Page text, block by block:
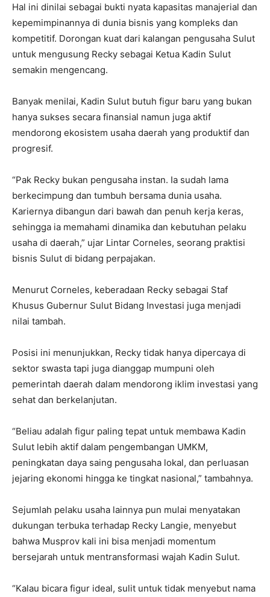
Hal ini dinilai sebagai bukti nyata kapasitas manajerial dan
kepemimpinannya di dunia bisnis yang kompleks dan
kompetitif. Dorongan kuat dari kalangan pengusaha Sulut
untuk mengusung Recky sebagai Ketua Kadin Sulut
semakin mengencang.
Banyak menilai, Kadin Sulut butuh figur baru yang bukan
hanya sukses secara finansial namun juga aktif
mendorong ekosistem usaha daerah yang produktif dan
progresif.
“Pak Recky bukan pengusaha instan. Ia sudah lama
berkecimpung dan tumbuh bersama dunia usaha.
Kariernya dibangun dari bawah dan penuh kerja keras,
sehingga ia memahami dinamika dan kebutuhan pelaku
usaha di daerah,” ujar Lintar Corneles, seorang praktisi
bisnis Sulut di bidang perpajakan.
Menurut Corneles, keberadaan Recky sebagai Staf
Khusus Gubernur Sulut Bidang Investasi juga menjadi
nilai tambah.
Posisi ini menunjukkan, Recky tidak hanya dipercaya di
sektor swasta tapi juga dianggap mumpuni oleh
pemerintah daerah dalam mendorong iklim investasi yang
sehat dan berkelanjutan.
“Beliau adalah figur paling tepat untuk membawa Kadin
Sulut lebih aktif dalam pengembangan UMKM,
peningkatan daya saing pengusaha lokal, dan perluasan
jejaring ekonomi hingga ke tingkat nasional,” tambahnya.
Sejumlah pelaku usaha lainnya pun mulai menyatakan
dukungan terbuka terhadap Recky Langie, menyebut
bahwa Musprov kali ini bisa menjadi momentum
bersejarah untuk mentransformasi wajah Kadin Sulut.
“Kalau bicara figur ideal, sulit untuk tidak menyebut nama